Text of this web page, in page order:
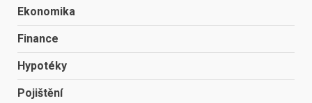
Ekonomika
Finance
Hypotéky
Pojištění